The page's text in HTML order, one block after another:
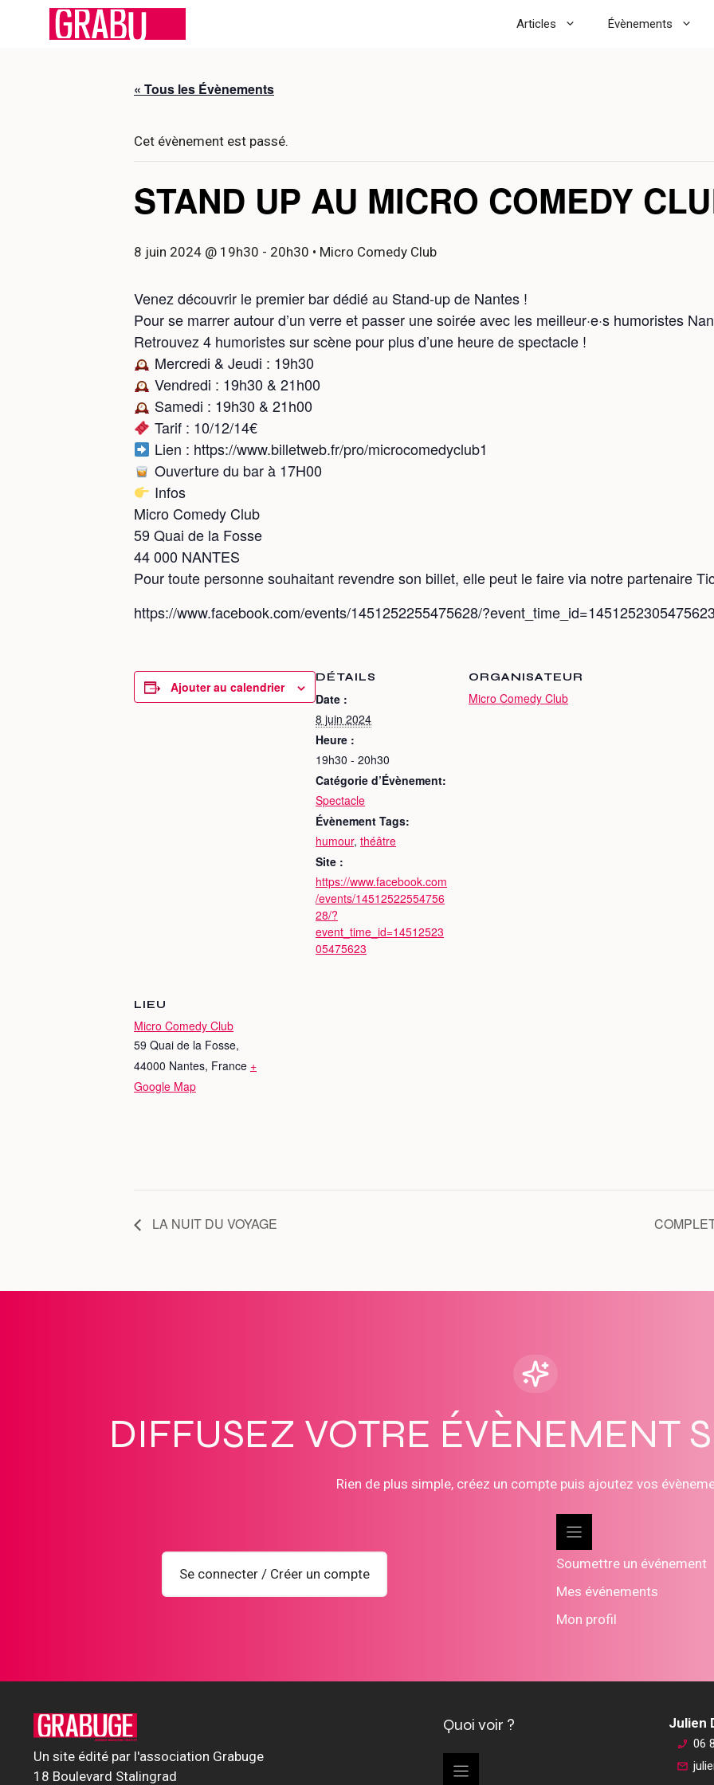
Articles Évènements
« Tous les Évènements
Cet évènement est passé.
STAND UP AU MICRO COMEDY
8 juin 2024 @ 19h30 - 20h30 • Micro Comedy Club
Venez découvrir le premier bar dédié au Stand-up de Nantes !
Pour se marrer autour d’un verre et passer une soirée avec les meilleur·e·s humoristes
Retrouvez 4 humoristes sur scène pour plus d’une heure de spectacle !
Mercredi & Jeudi : 19h30
Vendredi : 19h30 & 21h00
Samedi : 19h30 & 21h00
Tarif : 10/12/14€
Lien : https://www.billetweb.fr/pro/microcomedyclub1
Ouverture du bar à 17H00
Infos
Micro Comedy Club
59 Quai de la Fosse
44 000 NANTES
Pour toute personne souhaitant revendre son billet, elle peut le faire via notre partenaire
https://www.facebook.com/events/1451252255475628/?event_time_id=1451252305475623
Ajouter au calendrier
DÉTAILS
Date :
8 juin 2024
Heure :
19h30 - 20h30
Catégorie d’Évènement:
Spectacle
Évènement Tags:
humour, théâtre
Site :
https://www.facebook.com
/events/14512522554756
28/?
event_time_id=14512523
05475623
ORGANISATEUR
Micro Comedy Club
LIEU
Micro Comedy Club
59 Quai de la Fosse,
44000 Nantes, France +
Google Map
LA NUIT DU VOYAGE
DIFFUSEZ VOTRE ÉVÈNEMENT
Rien de plus simple, créez un compte puis ajoutez vos
Se connecter / Créer un compte
Soumettre un événement
Mes événements
Mon profil
Un site édité par l'association Grabuge
18 Boulevard Stalingrad
Quoi voir ? Julien
06